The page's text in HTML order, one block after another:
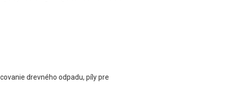
drevného odpadu, píly pre